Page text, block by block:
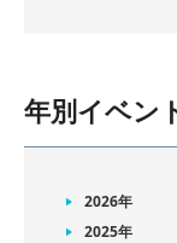
年別イベン
2026年
2025年